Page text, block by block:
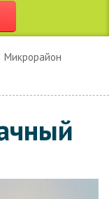
Микрорайон